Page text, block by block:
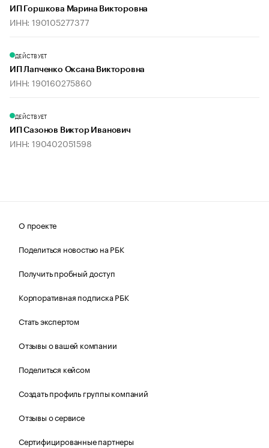
ИП Горшкова Марина Викторовна
ИНН: 190105277377
ДЕЙСТВУЕТ
ИП Лапченко Оксана Викторовна
ИНН: 190160275860
ДЕЙСТВУЕТ
ИП Сазонов Виктор Иванович
ИНН: 190402051598
О проекте
Поделиться новостью на РБК
Получить пробный доступ
Корпоративная подписка РБК
Стать экспертом
Отзывы о вашей компании
Поделиться кейсом
Создать профиль группы компаний
Отзывы о сервисе
Сертифицированные партнеры